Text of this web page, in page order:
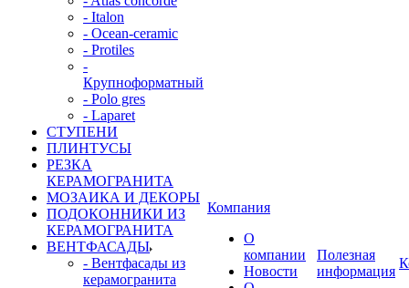
- Italon
- Ocean-ceramic
- Protiles
-
Крупноформатный
- Polo gres
- Laparet
СТУПЕНИ
ПЛИНТУСЫ
РЕЗКА
КЕРАМОГРАНИТА
МОЗАИКА И ДЕКОРЫ
ПОДОКОННИКИ ИЗ
КЕРАМОГРАНИТА
ВЕНТФАСАДЫ
- Вентфасады из
керамогранита
Компания
О
компании
Новости
Полезная
информация